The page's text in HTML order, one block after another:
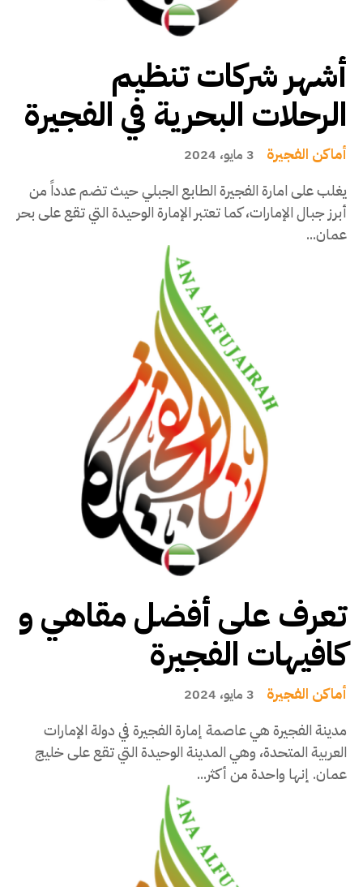
أشهر شركات تنظيم
الرحلات البحرية في الفجيرة
أماكن الفجيرة 3 مايو، 2024
يغلب على امارة الفجيرة الطابع الجبلي حيث تضم عدداً من
أبرز جبال الإمارات، كما تعتبر الإمارة الوحيدة التي تقع على بحر
عمان...
تعرف على أفضل مقاهي و
كافيهات الفجيرة
أماكن الفجيرة 3 مايو، 2024
مدينة الفجيرة هي عاصمة إمارة الفجيرة في دولة الإمارات
العربية المتحدة، وهي المدينة الوحيدة التي تقع على خليج
عمان. إنها واحدة من أكثر...